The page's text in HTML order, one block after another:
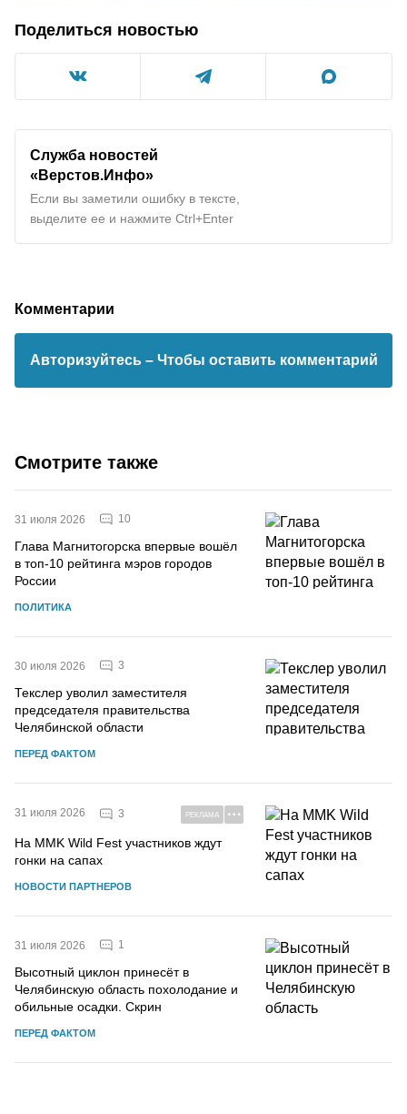
Поделиться новостью
Служба новостей
«Верстов.Инфо»
Если вы заметили ошибку в тексте,
выделите ее и нажмите Ctrl+Enter
Комментарии
Авторизуйтесь – Чтобы оставить комментарий
Смотрите также
31 июля 2026 10
Глава Магнитогорска впервые вошёл
в топ-10 рейтинга мэров городов
России
ПОЛИТИКА
30 июля 2026 3
Текслер уволил заместителя
председателя правительства
Челябинской области
ПЕРЕД ФАКТОМ
31 июля 2026 3 РЕКЛАМА
На MMK Wild Fest участников ждут
гонки на сапах
НОВОСТИ ПАРТНЕРОВ
31 июля 2026 1
Высотный циклон принесёт в
Челябинскую область похолодание и
обильные осадки. Скрин
ПЕРЕД ФАКТОМ